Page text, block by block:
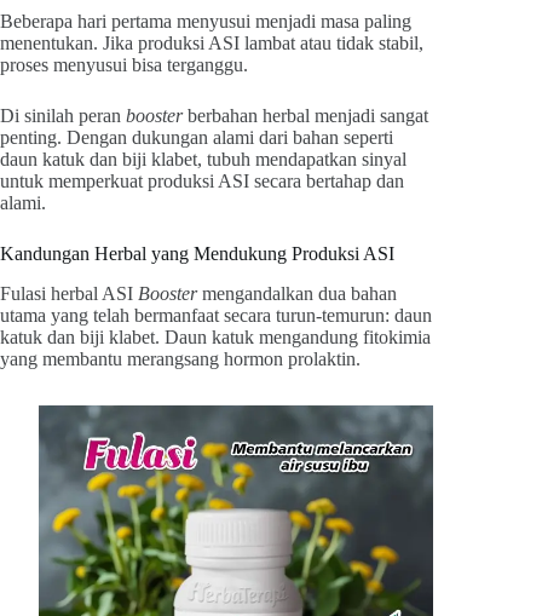
Beberapa hari pertama menyusui menjadi masa paling
menentukan. Jika produksi ASI lambat atau tidak stabil,
proses menyusui bisa terganggu.
Di sinilah peran boosterberbahan herbal menjadi sangat
penting. Dengan dukungan alami dari bahan seperti
daun katuk dan biji klabet, tubuh mendapatkan sinyal
untuk memperkuat produksi ASI secara bertahap dan
alami.
Kandungan Herbal yang Mendukung Produksi ASI
Fulasi herbal ASI Boostermengandalkan dua bahan
utama yang telah bermanfaat secara turun-temurun: daun
katuk dan biji klabet. Daun katuk mengandung fitokimia
yang membantu merangsang hormon prolaktin.